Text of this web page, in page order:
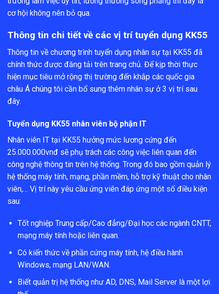
cơ hội không nên bỏ qua.
Thông tin chi tiết về các vị trí tuyển dụng KK55
Thông tin về chương trình tuyển dụng nhân sự tại KK55 đã
chính thức được đăng tải trên trang chủ. Để kịp thời thực
hiện mục tiêu mở rộng thị trường đến khắp các quốc gia
châu Á chúng tôi cần bổ sung thêm nhân sự ở 3 vị trí sau
đây.
Tuyển dụng KK55 nhân viên bộ phận IT
Nhân viên IT tại KK55 hưởng mức lương cứng đến
25.000.000vnđ sẽ phụ trách các công việc liên quan đến
công nghệ thông tin trên hệ thống. Trong đó bao gồm quản lý
hệ thống máy tính, mạng, phần mềm, hỗ trợ kỹ thuật cho nhân
viên,… Vị trí này yêu cầu ứng viên đáp ứng một số điều kiện
sau:
Tốt nghiệp Trung cấp/Cao đẳng/Đại học các ngành CNTT,
mạng máy tính hoặc liên quan.
Có kiến thức về phần cứng máy tính, hệ điều hành
Windows, mạng LAN/WAN.
Biết quản trị hệ thống như AD, DNS, Mail Server là một lợi